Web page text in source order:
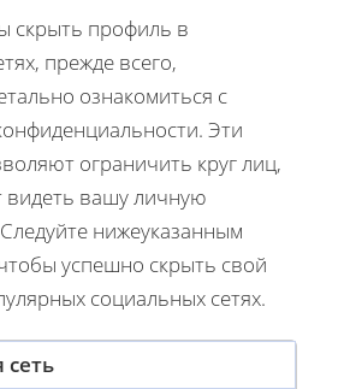
скрыть профиль в
прежде всего,
ознакомиться с
Эти
ограничить круг лиц,
видеть вашу личную
нижеуказанным
успешно скрыть свой
социальных сетях.
сеть